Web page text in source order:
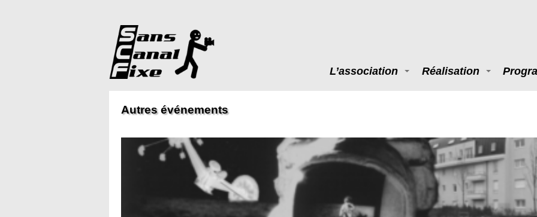
L’association Réalisation
Autres événements